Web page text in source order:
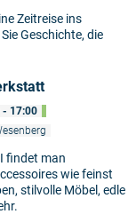
Zeitreise ins
Geschichte, die
- 17:00
findet man
wie feinst
stilvolle Möbel, edle